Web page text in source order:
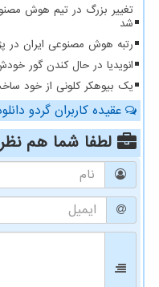
تغییر بزرگ در تیم هوش
شد
رتبه هوش مصنوعی ایران در
انویدیا در حال کندن گور
یک بیوهکر کلونی از خود
عقیده کاربران گردو
لطفا شما هم